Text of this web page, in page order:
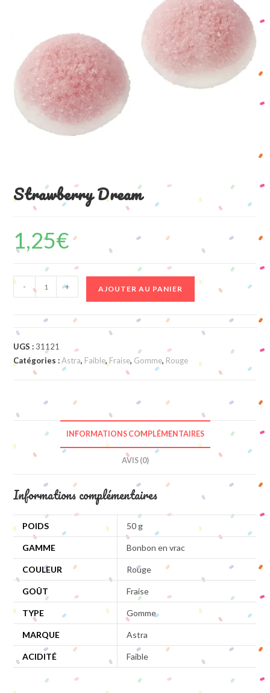
Strawberry Dream
1,25€
quantité
de
- + AJOUTER AU PANIER
UGS : 31121
Catégories :Astra, Faible,Fraise, Gomme, Rouge
INFORMATIONS COMPLÉMENTAIRES
AVIS (0)
Informations complémentaires
POIDS 50 g
GAMME Bonbon en vrac
COULEUR Rouge
GOÛT Fraise
TYPE Gomme
MARQUE Astra
ACIDITÉ Faible